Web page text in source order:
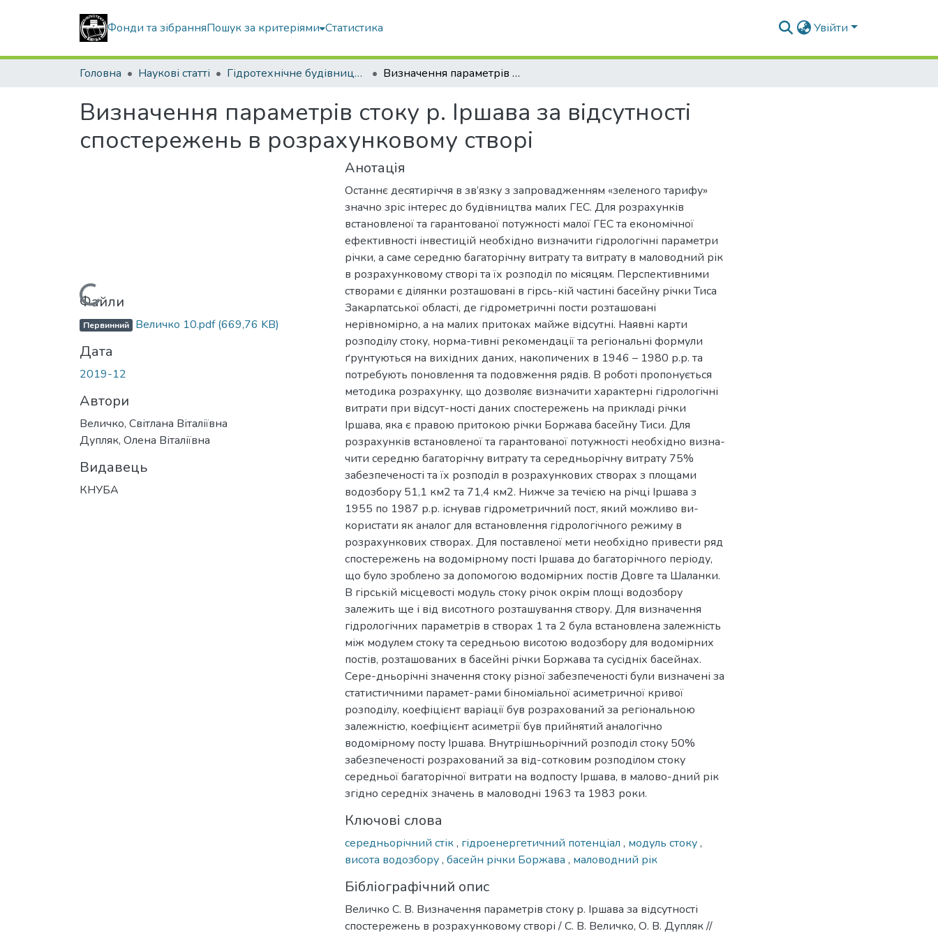
Фонди та зібранняПошук за критеріями Статистика Увійти
Головна Наукові статті Гідротехнічне будівництво, водна інженерія та водні технології Визначення параметрів стоку р. Іршава за відсутності спостережень в розрахунковому створі
Визначення параметрів стоку р. Іршава за відсутності
спостережень в розрахунковому створі
Вантажиться...
Файли
Первинний Величко 10.pdf(669,76 KB)
Дата
2019-12
Автори
Величко, Світлана Віталіївна
Дупляк, Олена Віталіївна
Видавець
КНУБА
Анотація
Останнє десятиріччя в зв’язку з запровадженням «зеленого тарифу»
значно зріс інтерес до будівництва малих ГЕС. Для розрахунків
встановленої та гарантованої потужності малої ГЕС та економічної
ефективності інвестицій необхідно визначити гідрологічні параметри
річки, а саме середню багаторічну витрату та витрату в маловодний рік
в розрахунковому створі та їх розподіл по місяцям. Перспективними
створами є ділянки розташовані в гірсь-кій частині басейну річки Тиса
Закарпатської області, де гідрометричні пости розташовані
нерівномірно, а на малих притоках майже відсутні. Наявні карти
розподілу стоку, норма-тивні рекомендації та регіональні формули
ґрунтуються на вихідних даних, накопичених в 1946 – 1980 р.р. та
потребують поновлення та подовження рядів. В роботі пропонується
методика розрахунку, що дозволяє визначити характерні гідрологічні
витрати при відсут-ності даних спостережень на прикладі річки
Іршава, яка є правою притокою річки Боржава басейну Тиси. Для
розрахунків встановленої та гарантованої потужності необхідно визна-
чити середню багаторічну витрату та середньорічну витрату 75%
забезпеченості та їх розподіл в розрахункових створах з площами
водозбору 51,1 км2 та 71,4 км2. Нижче за течією на річці Іршава з
1955 по 1987 р.р. існував гідрометричний пост, який можливо ви-
користати як аналог для встановлення гідрологічного режиму в
розрахункових створах. Для поставленої мети необхідно привести ряд
спостережень на водомірному пості Іршава до багаторічного періоду,
що було зроблено за допомогою водомірних постів Довге та Шаланки.
В гірській місцевості модуль стоку річок окрім площі водозбору
залежить ще і від висотного розташування створу. Для визначення
гідрологічних параметрів в створах 1 та 2 була встановлена залежність
між модулем стоку та середньою висотою водозбору для водомірних
постів, розташованих в басейні річки Боржава та сусідніх басейнах.
Сере-дньорічні значення стоку різної забезпеченості були визначені за
статистичними парамет-рами біноміальної асиметричної кривої
розподілу, коефіцієнт варіації був розрахований за регіональною
залежністю, коефіцієнт асиметрії був прийнятий аналогічно
водомірному посту Іршава. Внутрішньорічний розподіл стоку 50%
забезпеченості розрахований за від-сотковим розподілом стоку
середньої багаторічної витрати на водпосту Іршава, в малово-дний рік
згідно середніх значень в маловодні 1963 та 1983 роки.
Ключові слова
середньорічний стік, гідроенергетичний потенціал , модуль стоку,
висота водозбору, басейн річки Боржава , маловодний рік
Бібліографічний опис
Величко С. В. Визначення параметрів стоку р. Іршава за відсутності
спостережень в розрахунковому створі / С. В. Величко, О. В. Дупляк //